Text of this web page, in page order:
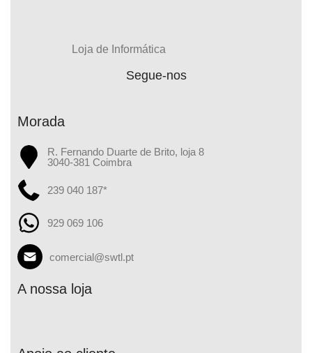
Loja de Informática
Segue-nos
Morada
R. Fernando Duarte de Brito, loja 8
3040-381 Coimbra
239 040 187*
929 069 106
comercial@swtl.pt
A nossa loja